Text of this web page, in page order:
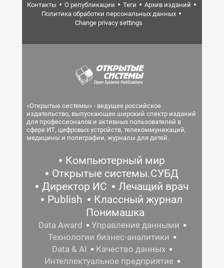
Контакты
О републикации Теги
Архив изданий
Политика обработки персональных данных
Change privacy settings
«Открытые системы» - ведущее российское
издательство, выпускающее широкий спектр изданий
для профессионалов и активных пользователей в
сфере ИТ, цифровых устройств, телекоммуникаций,
медицины и полиграфии, журналы для детей.
Компьютерный мир
Открытые системы.СУБД
Директор ИС
Лечащий врач
Publish
Классный журнал
Понимашка
Data Award
Управление данными
Технологии бизнес-аналитики
Data & AI
Качество данных
Интеллектуальное предприятие